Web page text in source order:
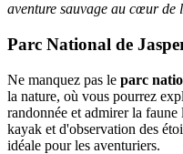
aventure sauvage au cœur de
Parc National de
Ne manquez pas le parc
la nature, où vous pourrez
randonnée et admirer la
kayak et d'observation des
idéale pour les aventuriers.